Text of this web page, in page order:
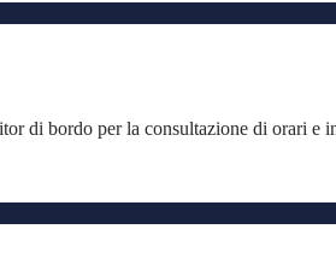
di bordo per la consultazione di orari